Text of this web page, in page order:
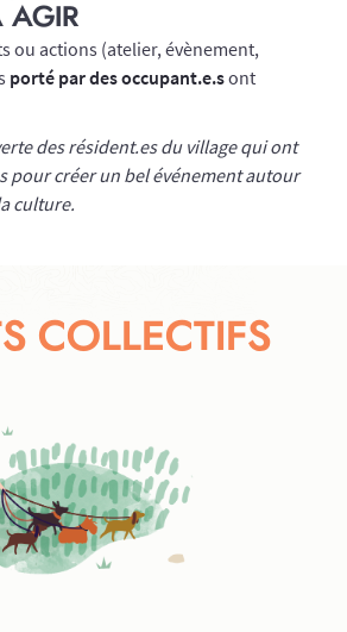
AGIR
ou actions (atelier, évènement,
porté par des occupant.e.sont
des résident.es du village qui ont
pour créer un bel événement autour
culture.
COLLECTIFS